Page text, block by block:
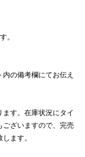
。
の備考欄にてお伝え
す。在庫状況にタイ
ざいますので、完売
ます。